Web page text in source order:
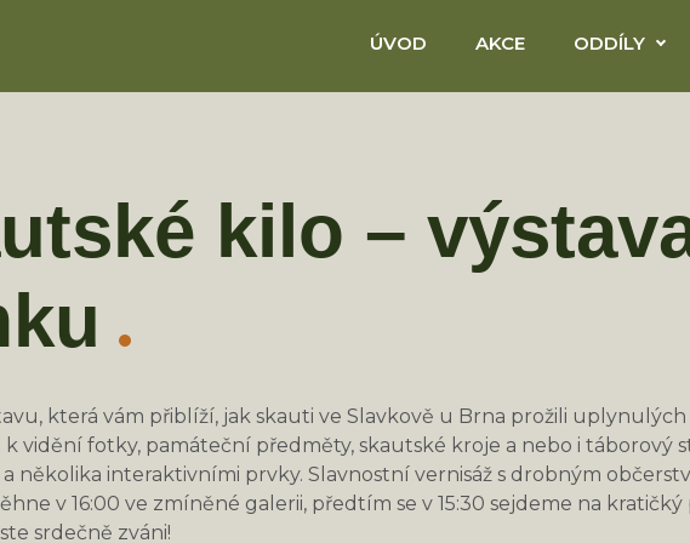
ÚVOD AKCE ODDÍLY
kilo –
která vám přiblíží, jak skauti ve Slavkově u Brna prožili uplynulých
vidění fotky, památeční předměty, skautské kroje a nebo i táborový
několika interaktivními prvky. Slavnostní vernisáž s drobným
v 16:00 ve zmíněné galerii, předtím se v 15:30 sejdeme na
srdečně zváni!